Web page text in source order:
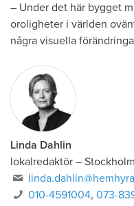
– Under det här bygget
oroligheter i världen
några visuella
Linda Dahlin
lokalredaktör – Stockholm
010-4591004,073-